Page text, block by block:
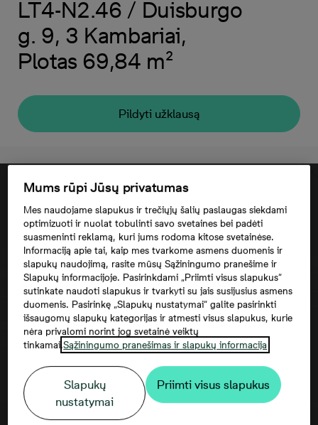
LT4-N2.46 / Duisburgo
g. 9, 3 Kambariai,
Plotas 69,84 m²
Pildyti užklausą
Norėdami matyti šį žemėlapį, jūs turite
sutikti su trečiųjų šalių paslaugomis
Mums rūpi Jūsų privatumas
Mes naudojame slapukus ir trečiųjų šalių paslaugas siekdami
optimizuoti ir nuolat tobulinti savo svetaines bei padėti
suasmeninti reklamą, kuri jums rodoma kitose svetainėse.
Informaciją apie tai, kaip mes tvarkome asmens duomenis ir
slapukų naudojimą, rasite mūsų Sąžiningumo pranešime ir
Slapukų informacijoje. Pasirinkdami „Priimti visus slapukus“
sutinkate naudoti slapukus ir tvarkyti su jais susijusius asmens
duomenis. Pasirinkę „Slapukų nustatymai“ galite pasirinkti
išsaugomų slapukų kategorijas ir atmesti visus slapukus, kurie
nėra privalomi norint jog svetainė veiktų
tinkamai.Sąžiningumo pranešimas ir slapukų informacija
Slapukų
nustatymai
Priimti visus slapukus